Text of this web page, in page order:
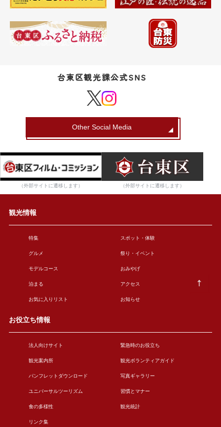
台東区観光課公式SNS
Other Social Media
（外部サイトに遷移します） （外部サイトに遷移します）
観光情報
特集 スポット・体験
グルメ 祭り・イベント
モデルコース おみやげ
泊まる アクセス
お気に入りリスト お知らせ
お役立ち情報
法人向けサイト 緊急時のお役立ち
観光案内所 観光ボランティアガイド
パンフレットダウンロード 写真ギャラリー
ユニバーサルツーリズム 習慣とマナー
食の多様性 観光統計
リンク集